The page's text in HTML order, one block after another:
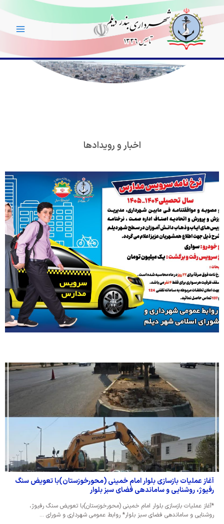
پرش
Main
اخبار و رویدادها
آغاز عملیات بازسازی بلوار امام خمینی (محورخوزستان)با تعویض سنگ
رفیوژ، روشنایی و ساماندهی فضای سبز بلوار
*آغاز عملیات بازسازی بلوار امام خمینی (محورخوزستان)با تعویض سنگ رفیوژ،
روشنایی و ساماندهی فضای سبز بلوار* روابط عمومی شهرداری و شورای …